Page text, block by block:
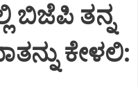
ಬಿಜೆಪಿ ತನ್ನ
ಕೇಳಲಿ: